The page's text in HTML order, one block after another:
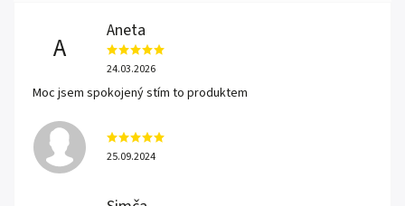
A
Aneta
24.03.2026
Moc jsem spokojený stím to produktem
25.09.2024